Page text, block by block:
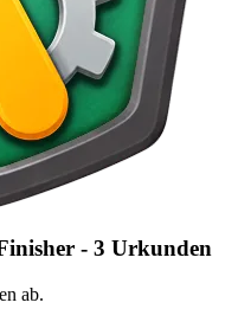
- 3 Urkunden
ab.